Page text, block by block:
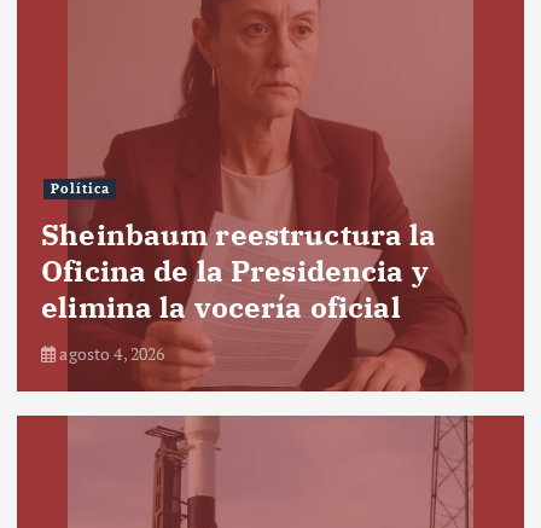
Política
Sheinbaum reestructura la
Oficina de la Presidencia y
elimina la vocería oficial
agosto 4, 2026